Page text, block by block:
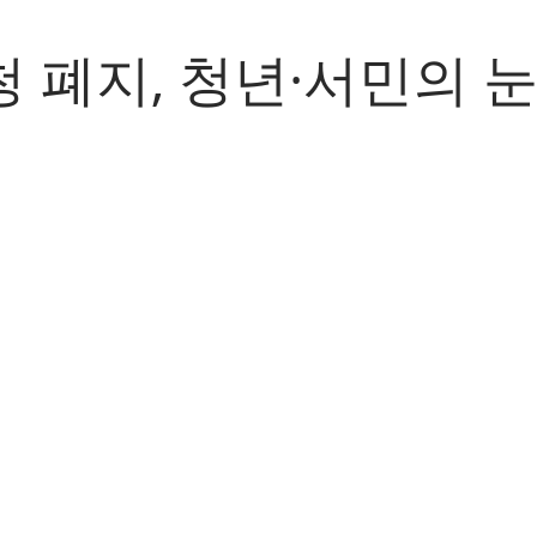
폐지, 청년·서민의